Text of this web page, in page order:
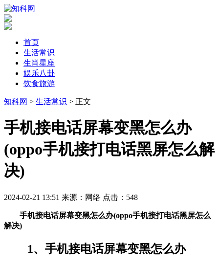
首页
生活常识
生肖星座
娱乐八卦
饮食旅游
知科网 > 生活常识 > 正文
​手机接电话屏幕变黑怎么办
(oppo手机接打电话黑屏怎么解
决)
2024-02-21 13:51 来源：网络 点击： 548
手机接电话屏幕变黑怎么办(oppo手机接打电话黑屏怎么
解决)
1、手机接电话屏幕变黑怎么办